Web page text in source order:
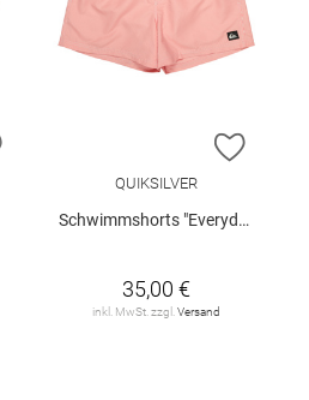
ZUR WUNSCHLISTE HINZUFÜGEN
ZUR
QUIKSILVER
Schwimmshorts "Everyday Deluxe"
35,00 €
inkl. MwSt. zzgl. Versand